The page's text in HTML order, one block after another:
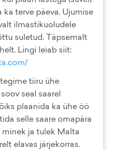
terve päeva. Ujumise
ilmastikuoludele
suletud. Täpsemalt
Lingi leiab siit:
tiiru ühe
seal saarel
plaanida ka ühe öö
selle saare omapära
minek ja tulek Malta
elavas järjekorras.